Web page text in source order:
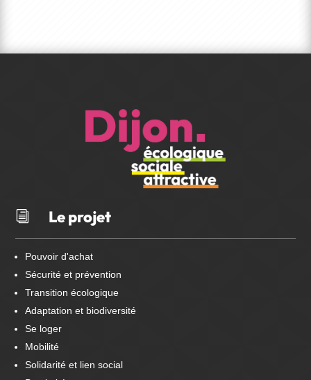
i Le projet
Pouvoir d'achat
Sécurité et prévention
Transition écologique
Adaptation et biodiversité
Se loger
Mobilité
Solidarité et lien social